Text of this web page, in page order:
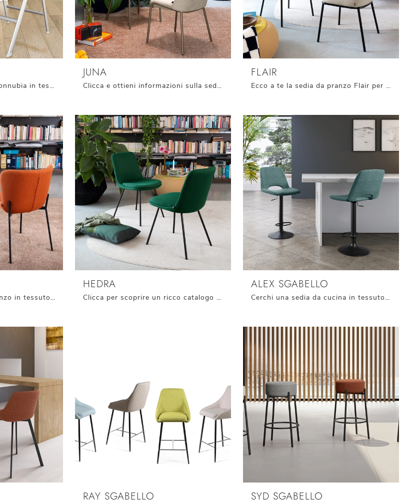
Con questa sedia Alu Connubia in tessuto, una delle nostre sedute pieghevoli moderne, potrai completare i tuoi spazi.
JUNA
Clicca e ottieni informazioni sulla sedia Juna di Connubia in tessuto: le più esclusive Sedie fisse moderne ti aspettano.
FLAIR
Ecco a te la sedia da pranzo Flair per atmosfere moderne, tra le più belle Sedie fisse di Connubia.
Cerchi una sedia da pranzo in tessuto? Clicca e scopri il modello Forma di Connubia per ultimare i tuoi spazi alla perfezione.
HEDRA
Clicca per scoprire un ricco catalogo di sedie fisse per stanze moderne: il modello Hedra di Connubia ti attende!
ALEX SGABELLO
Cerchi una sedia da cucina in tessuto? Clicca e scopri il modello Alex Sgabello di Stones per completare i tuoi interni alla perfezione.
RAY SGABELLO SYD SGABELLO